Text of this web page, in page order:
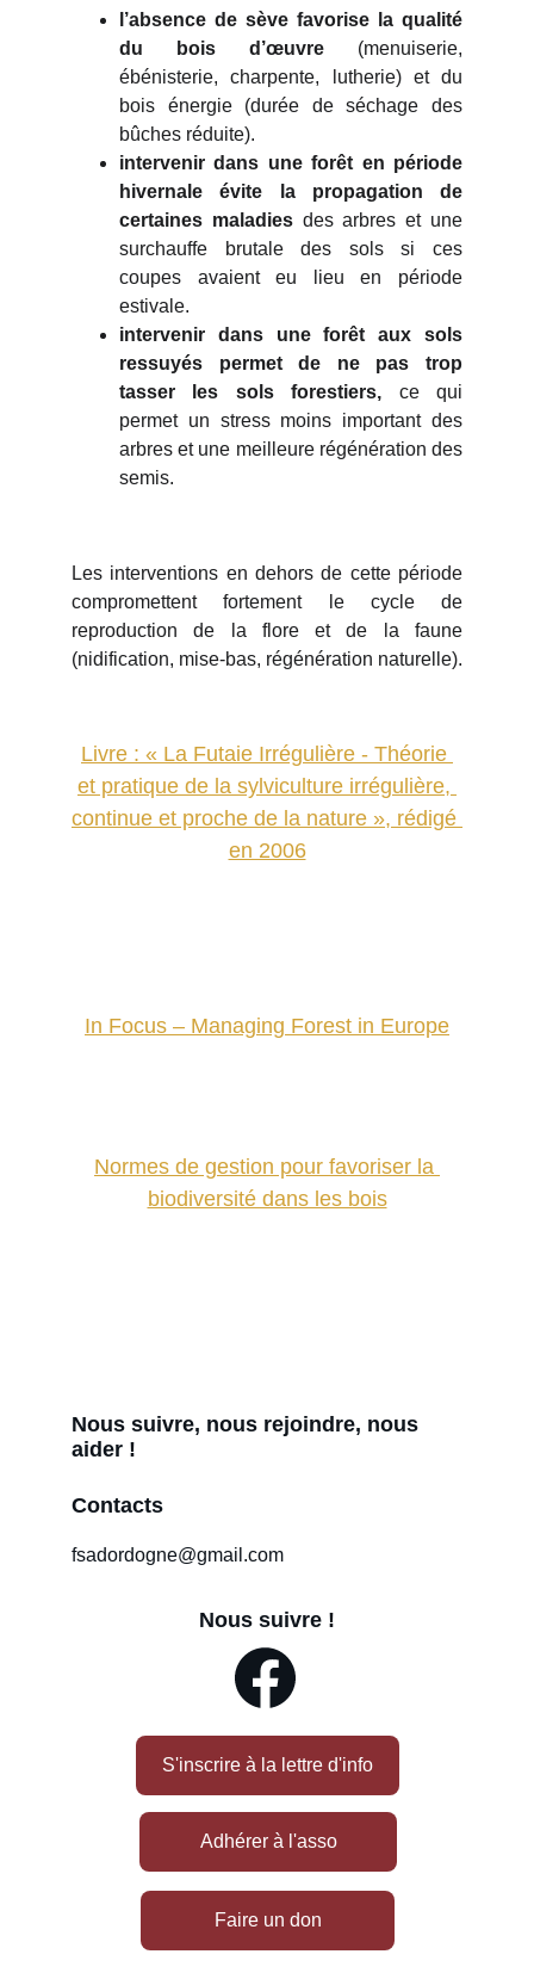
l’absence de sève favorise la qualité
du bois d’œuvre (menuiserie,
ébénisterie, charpente, lutherie) et du
bois énergie (durée de séchage des
bûches réduite).
intervenir dans une forêt en période
hivernale évite la propagation de
certaines maladiesdes arbres et une
surchauffe brutale des sols si ces
coupes avaient eu lieu en période
estivale.
intervenir dans une forêt aux sols
ressuyés permet de ne pas trop
tasser les sols forestiers, ce qui
permet un stress moins important des
arbres et une meilleure régénération des
semis.
Les interventions en dehors de cette période
compromettent fortement le cycle de
reproduction de la flore et de la faune
(nidification, mise-bas, régénération naturelle).
Livre : « La Futaie Irrégulière - Théorie
et pratique de la sylviculture irrégulière,
continue et proche de la nature », rédigé
en 2006
Normes de gestion pour favoriser la
biodiversité dans les bois
In Focus – Managing Forest in Europe
Contacts
fsadordogne@gmail.com
Nous suivre !
Nous suivre, nous rejoindre, nous
aider !
S'inscrire à la lettre d'info
Adhérer à l'asso
Faire un don